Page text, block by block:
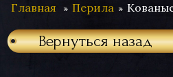
Главная Перила
Вернуться назад